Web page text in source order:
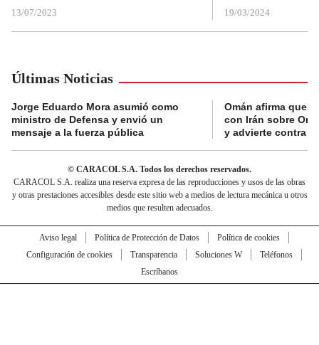
13/07/2023 19/03/2024
Últimas Noticias
Jorge Eduardo Mora asumió como
ministro de Defensa y envió un
mensaje a la fuerza pública
Omán afirma que
con Irán sobre
y advierte contra
© CARACOL S.A. Todos los derechos reservados.
CARACOL S.A. realiza una reserva expresa de las reproducciones y usos de las obras
y otras prestaciones accesibles desde este sitio web a medios de lectura mecánica u otros
medios que resulten adecuados.
Aviso legal Política de Protección de Datos
Política de cookies
Configuración de cookies
Transparencia Soluciones W
Teléfonos
Escríbanos